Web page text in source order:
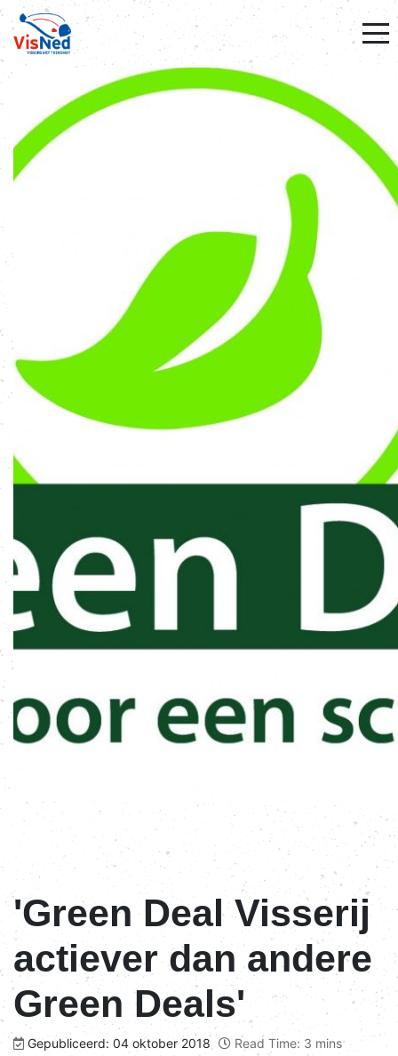
'Green Deal Visserij
actiever dan andere
Green Deals'
Gepubliceerd: 04 oktober 2018 Read Time: 3 mins